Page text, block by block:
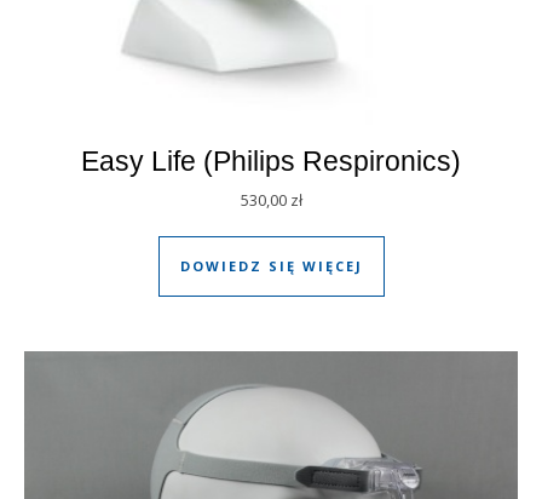
Easy Life (Philips Respironics)
530,00 zł
DOWIEDZ SIĘ WIĘCEJ